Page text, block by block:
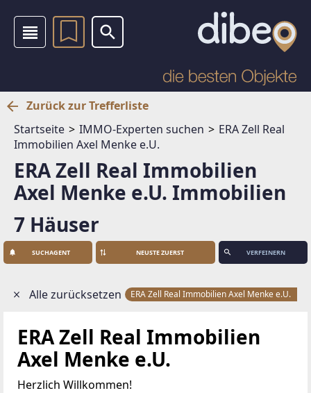
Zurück zur Trefferliste
Startseite
IMMO-Experten suchen
ERA Zell Real
Immobilien Axel Menke e.U.
ERA Zell Real Immobilien
Axel Menke e.U. Immobilien
7 Häuser
SUCHAGENT VERFEINERN
Alle zurücksetzen ERA Zell Real Immobilien Axel Menke e.U.
ERA Zell Real Immobilien
Axel Menke e.U.
Herzlich Willkommen!